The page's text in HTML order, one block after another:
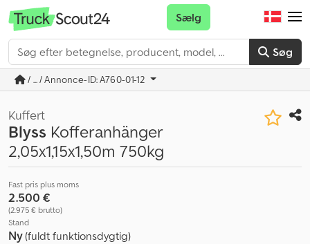
Søg
Sælg
/ ... / Annonce-ID: A760-01-12
Kuffert
Blyss Kofferanhänger
2,05x1,15x1,50m 750kg
Fast pris plus moms
2.500 €
(2.975 € brutto)
Stand
Ny(fuldt funktionsdygtig)